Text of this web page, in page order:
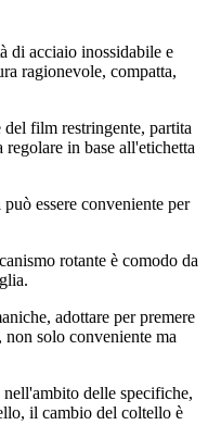
di acciaio inossidabile e
ragionevole, compatta,
film restringente, partita
in base all'etichetta
essere conveniente per
rotante è comodo da
adottare per premere
solo conveniente ma
delle specifiche,
il cambio del coltello è